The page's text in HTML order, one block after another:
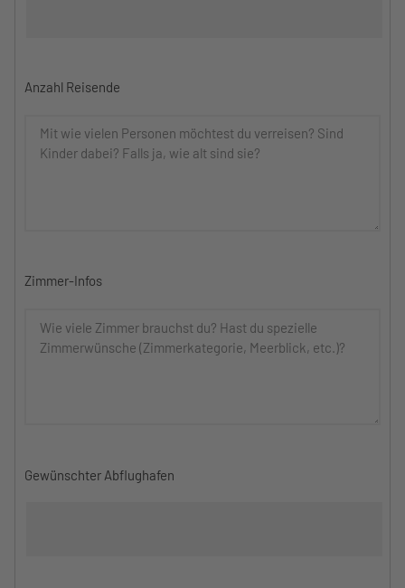
Anzahl Reisende
Zimmer-Infos
Gewünschter Abflughafen